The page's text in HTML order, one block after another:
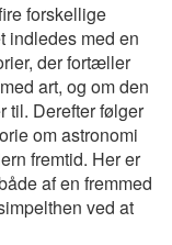
forskellige
indledes med en
der fortæller
art, og om den
til. Derefter følger
om astronomi
fremtid. Her er
af en fremmed
ved at